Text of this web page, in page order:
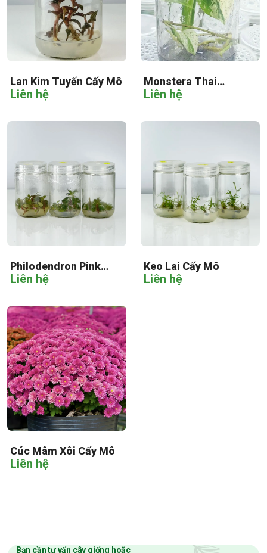
Lan Kim Tuyến Cấy Mô
Liên hệ
Monstera Thai
Constellation Cấy Mô
Liên hệ
Philodendron Pink
Princess Cấy Mô
Liên hệ
Keo Lai Cấy Mô
Liên hệ
Cúc Mâm Xôi Cấy Mô
Liên hệ
Bạn cần tư vấn cây giống hoặc